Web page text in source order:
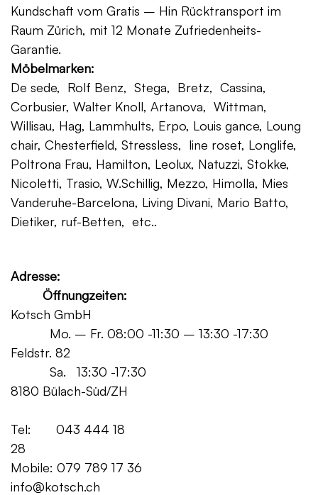
Kundschaft vom Gratis – Hin Rücktransport im
Raum Zürich, mit 12 Monate Zufriedenheits-
Garantie.
Möbelmarken:
De sede, Rolf Benz, Stega, Bretz, Cassina,
Corbusier, Walter Knoll, Artanova, Wittman,
Willisau, Hag, Lammhults, Erpo, Louis gance, Loung
chair, Chesterfield, Stressless, line roset, Longlife,
Poltrona Frau, Hamilton, Leolux, Natuzzi, Stokke,
Nicoletti, Trasio, W.Schillig, Mezzo, Himolla, Mies
Vanderuhe-Barcelona, Living Divani, Mario Batto,
Dietiker, ruf-Betten, etc..
Adresse:
Öffnungzeiten:
Kotsch GmbH
Mo. – Fr. 08:00 -11:30 – 13:30 -17:30
Feldstr. 82
Sa. 13:30 -17:30
8180 Bülach-Süd/ZH
Tel: 043 444 18
28
Mobile: 079 789 17 36
info@kotsch.ch